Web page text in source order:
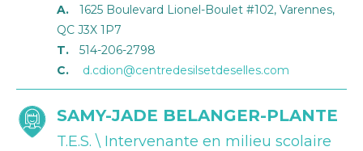
A.
1625 Boulevard Lionel-Boulet #102, Varennes,
QC J3X 1P7
T.
514-206-2798
C.
d.cdion@centredesilsetdeselles.com
SAMY-JADE BELANGER-PLANTE
T.E.S. \ Intervenante en milieu scolaire